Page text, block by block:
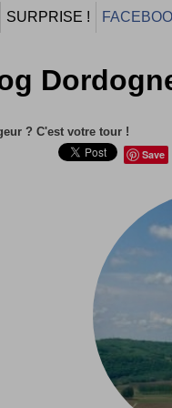
SURPRISE !
? C'est votre tour !
Save